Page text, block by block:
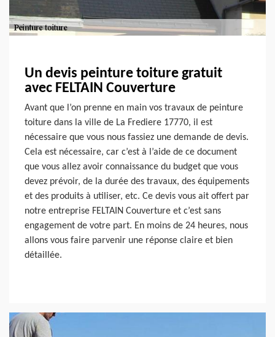
Un devis peinture toiture gratuit
avec FELTAIN Couverture
Avant que l’on prenne en main vos travaux de peinture
toiture dans la ville de La Frediere 17770, il est
nécessaire que vous nous fassiez une demande de devis.
Cela est nécessaire, car c’est à l’aide de ce document
que vous allez avoir connaissance du budget que vous
devez prévoir, de la durée des travaux, des équipements
et des produits à utiliser, etc. Ce devis vous ait offert par
notre entreprise FELTAIN Couverture et c’est sans
engagement de votre part. En moins de 24 heures, nous
allons vous faire parvenir une réponse claire et bien
détaillée.